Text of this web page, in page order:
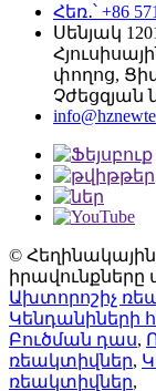
Հեռ․՝ +86
Սենյակ
փողոց,
Չժեցզյան
© Հեղինակային
Ախտորոշիչ
Կենդանիների
Բուծման դաս,
ռեակտիվներ,
ռեակտիվներ,